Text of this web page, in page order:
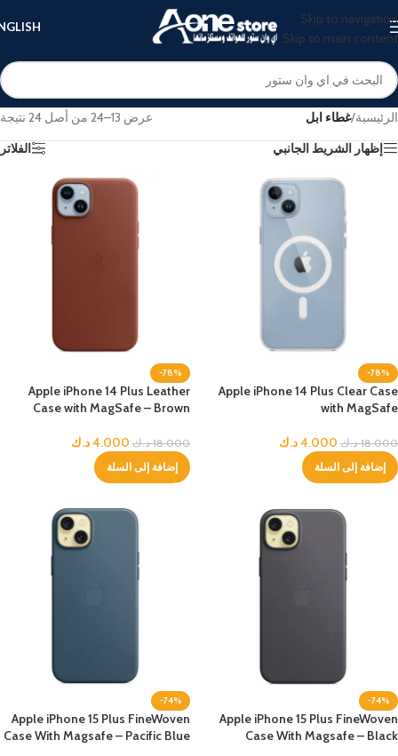
Skip to navigation
Skip to main content
الرئيسية/غطاء ابل
عرض 13–24 من أصل 24 نتيجة
إظهار الشريط الجانبي
الفلاتر
-78%
Apple iPhone 14 Plus Clear Case
with MagSafe
18.000 د.ك 4.000د.ك
إضافة إلى السلة
-78%
Apple iPhone 14 Plus Leather
Case with MagSafe – Brown
18.000 د.ك 4.000د.ك
إضافة إلى السلة
-74%
Apple iPhone 15 Plus FineWoven
Case With Magsafe – Black
-74%
Apple iPhone 15 Plus FineWoven
Case With Magsafe – Pacific Blue